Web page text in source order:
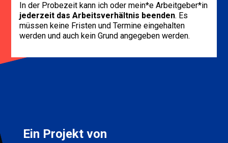
In der Probezeit kann ich oder mein*e Arbeitgeber*in
jederzeit das Arbeitsverhältnis beenden. Es
müssen keine Fristen und Termine eingehalten
werden und auch kein Grund angegeben werden.
Ein Projekt von